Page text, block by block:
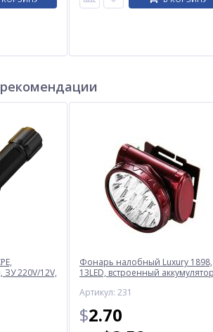
ЗУ 220V/12V,
Фонарь налобный Luxury 1898,
13LED, встроенный
Артикул: 231
$2.70